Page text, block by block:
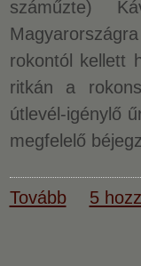
száműzte)
rokontól kellett
ritkán a
útlevél-igénylő
megfelelő
Tovább 5